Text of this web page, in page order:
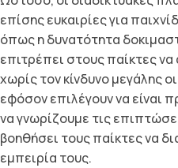
επίσης ευκαιρίες για
όπως η δυνατότητα
επιτρέπει στους παίκτες
χωρίς τον κίνδυνο μεγάλης
εφόσον επιλέγουν να είναι
να γνωρίζουμε τις
βοηθήσει τους παίκτες να
εμπειρία τους.